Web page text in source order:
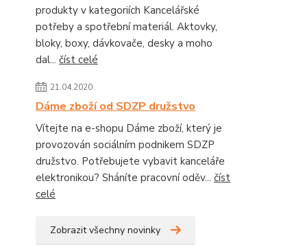
produkty v kategoriích Kancelářské
potřeby a spotřební materiál. Aktovky,
bloky, boxy, dávkovače, desky a moho
dal... číst celé
21.04.2020
Dáme zboží od SDZP družstvo
Vítejte na e-shopu Dáme zboží, který je
provozován sociálním podnikem SDZP
družstvo. Potřebujete vybavit kanceláře
elektronikou? Sháníte pracovní oděv... číst
celé
Zobrazit všechny novinky